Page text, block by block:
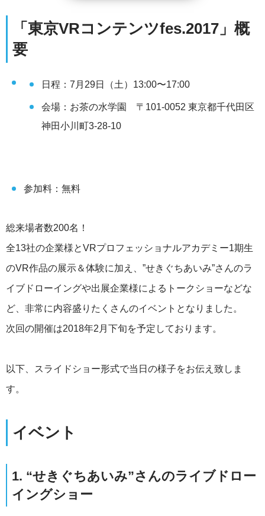
「東京VRコンテンツfes.2017」概
要
日程：7月29日（土）13:00〜17:00
会場：お茶の水学園 〒101-0052 東京都千代田区
神田小川町3-28-10
参加料：無料
総来場者数200名！
全13社の企業様とVRプロフェッショナルアカデミー1期生
のVR作品の展示＆体験に加え、”せきぐちあいみ”さんのラ
イブドローイングや出展企業様によるトークショーなどな
ど、非常に内容盛りたくさんのイベントとなりました。
次回の開催は2018年2月下旬を予定しております。
以下、スライドショー形式で当日の様子をお伝え致しま
す。
イベント
1. “せきぐちあいみ”さんのライブドロー
イングショー